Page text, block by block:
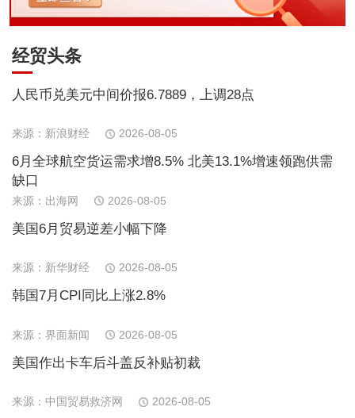
经贸头条
人民币兑美元中间价报6.7889，上调28点
来源：新浪财经 2026-08-05
6月全球航空货运需求增8.5% 北美13.1%增速领跑供需
缺口
来源：出海网 2026-08-05
美国6月贸易逆差小幅下降
来源：新华财经 2026-08-05
韩国7月CPI同比上涨2.8%
来源：界面新闻 2026-08-05
美国作出卡车后斗盖反补贴初裁
来源：中国贸易救济网 2026-08-05